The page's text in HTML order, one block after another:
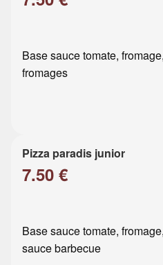
Base sauce tomate,
fromages
Pizza paradis junior
7.50 €
Base sauce tomate,
sauce barbecue